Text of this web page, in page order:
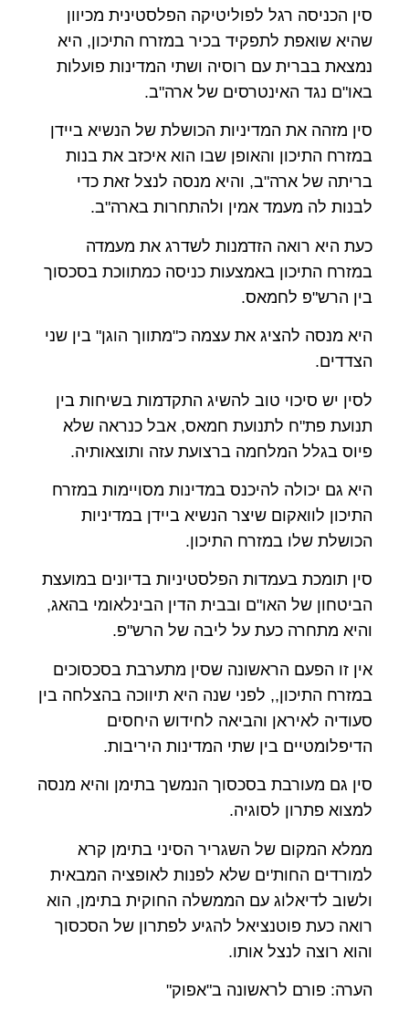
סין הכניסה רגל לפוליטיקה הפלסטינית מכיוון
שהיא שואפת לתפקיד בכיר במזרח התיכון, היא
נמצאת בברית עם רוסיה ושתי המדינות פועלות
באו"ם נגד האינטרסים של ארה"ב.
סין מזהה את המדיניות הכושלת של הנשיא ביידן
במזרח התיכון והאופן שבו הוא איכזב את בנות
בריתה של ארה"ב, והיא מנסה לנצל זאת כדי
לבנות לה מעמד אמין ולהתחרות בארה"ב.
כעת היא רואה הזדמנות לשדרג את מעמדה
במזרח התיכון באמצעות כניסה כמתווכת בסכסוך
בין הרש"פ לחמאס.
היא מנסה להציג את עצמה כ"מתווך הוגן" בין שני
הצדדים.
לסין יש סיכוי טוב להשיג התקדמות בשיחות בין
תנועת פת"ח לתנועת חמאס, אבל כנראה שלא
פיוס בגלל המלחמה ברצועת עזה ותוצאותיה.
היא גם יכולה להיכנס במדינות מסויימות במזרח
התיכון לוואקום שיצר הנשיא ביידן במדיניות
הכושלת שלו במזרח התיכון.
סין תומכת בעמדות הפלסטיניות בדיונים במועצת
הביטחון של האו"ם ובבית הדין הבינלאומי בהאג,
והיא מתחרה כעת על ליבה של הרש"פ.
אין זו הפעם הראשונה שסין מתערבת בסכסוכים
במזרח התיכון,, לפני שנה היא תיווכה בהצלחה בין
סעודיה לאיראן והביאה לחידוש היחסים
הדיפלומטיים בין שתי המדינות היריבות.
סין גם מעורבת בסכסוך הנמשך בתימן והיא מנסה
למצוא פתרון לסוגיה.
ממלא המקום של השגריר הסיני בתימן קרא
למורדים החות'ים שלא לפנות לאופציה המבאית
ולשוב לדיאלוג עם הממשלה החוקית בתימן, הוא
רואה כעת פוטנציאל להגיע לפתרון של הסכסוך
והוא רוצה לנצל אותו.
הערה: פורם לראשונה ב"אפוק"